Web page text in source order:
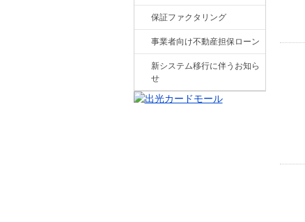
保証ファクタリング
事業者向け不動産担保ローン
新システム移行に伴うお知ら
せ